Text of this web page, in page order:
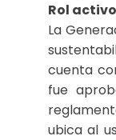
Rol
La
cuenta
fue
ubica al